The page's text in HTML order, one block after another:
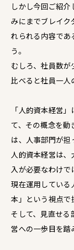
しかし今回ご紹
みにまでブレイク
れられる内容であ
う。
むしろ、社員数
比べると社員一人
「人的資本経営
て、その概念を動
は、人事部門が担
人的資本経営は
入が必要なわけで
現在運用している
本」という視点で
そして、見直せる
営への一歩目を踏